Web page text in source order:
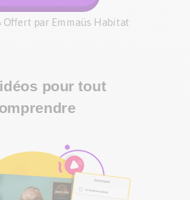
pour tout
Offert par Emmaüs Habitat